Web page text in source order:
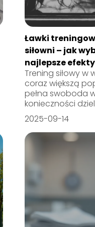
Ławki
siłowni – jak
najlepsze
Trening siłowy w
coraz większą
pełna swoboda
konieczności
2025-09-14